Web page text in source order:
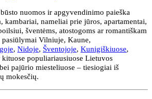
nuomos ir apgyvendinimo paieška
kambariai, nameliai prie jūros, apartamentai,
šventėms, atostogoms ar romantiškam
Vilniuje, Kaune,
, Nidoje, Šventojoje, Kunigiškiuose,
populiariausiuose Lietuvos
pajūrio miesteliuose – tiesiogiai iš
mokesčių.